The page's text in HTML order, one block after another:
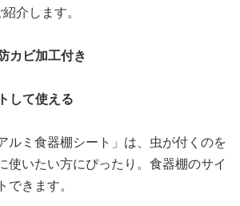
介します。
カビ加工付き
して使える
ルミ食器棚シート」は、虫が付くのを
使いたい方にぴったり。食器棚のサイ
できます。